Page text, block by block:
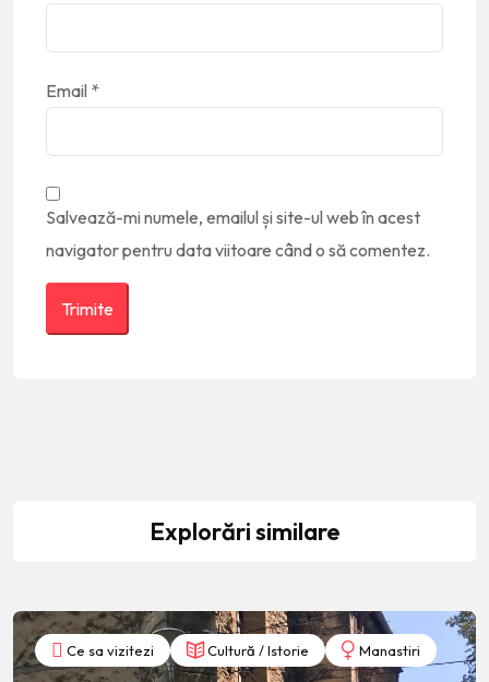
Email *
Salvează-mi numele, emailul și site-ul web în acest
navigator pentru data viitoare când o să comentez.
Explorări similare
Ce sa vizitezi Cultură / Istorie Manastiri